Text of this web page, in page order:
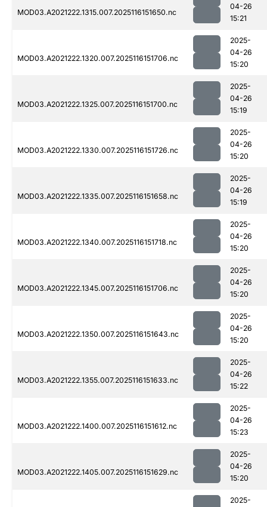
MOD03.A2021222.1315.007.2025116151650.nc
04-26
15:21
MOD03.A2021222.1320.007.2025116151706.nc
2025-
04-26
15:20
MOD03.A2021222.1325.007.2025116151700.nc
2025-
04-26
15:19
MOD03.A2021222.1330.007.2025116151726.nc
2025-
04-26
15:20
MOD03.A2021222.1335.007.2025116151658.nc
2025-
04-26
15:19
MOD03.A2021222.1340.007.2025116151718.nc
2025-
04-26
15:20
MOD03.A2021222.1345.007.2025116151706.nc
2025-
04-26
15:20
MOD03.A2021222.1350.007.2025116151643.nc
2025-
04-26
15:20
MOD03.A2021222.1355.007.2025116151633.nc
2025-
04-26
15:22
MOD03.A2021222.1400.007.2025116151612.nc
2025-
04-26
15:23
MOD03.A2021222.1405.007.2025116151629.nc
2025-
04-26
15:20
2025-